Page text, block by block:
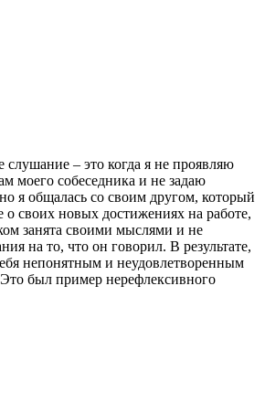
слушание – это когда я не проявляю
моего собеседника и не задаю
я общалась со своим другом, который
о своих новых достижениях на работе,
занята своими мыслями и не
на то, что он говорил. В результате,
непонятным и неудовлетворенным
был пример нерефлексивного